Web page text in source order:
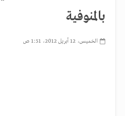
بالمنوفية
الخميس، 12 أبريل 2012، 1:51 ص